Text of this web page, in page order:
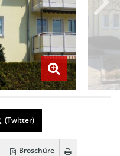
(Twitter)
Broschüre